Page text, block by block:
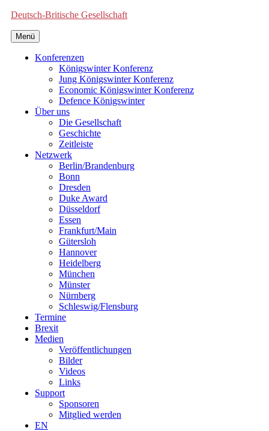
Deutsch-Britische Gesellschaft
Menü
Konferenzen
Königswinter Konferenz
Jung Königswinter Konferenz
Economic Königswinter Konferenz
Defence Königswinter
Über uns
Die Gesellschaft
Geschichte
Zeitleiste
Netzwerk
Berlin/Brandenburg
Bonn
Dresden
Duke Award
Düsseldorf
Essen
Frankfurt/Main
Gütersloh
Hannover
Heidelberg
München
Münster
Nürnberg
Schleswig/Flensburg
Termine
Brexit
Medien
Veröffentlichungen
Bilder
Videos
Links
Support
Sponsoren
Mitglied werden
EN